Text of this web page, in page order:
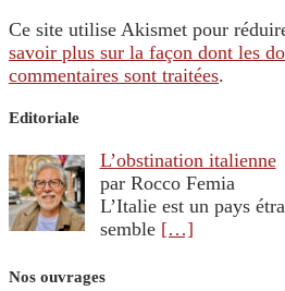
Ce site utilise Akismet pour
savoir plus sur la façon dont les
commentaires sont traitées.
Editoriale
L’obstination italienne
par Rocco Femia
L’Italie est un pays
semble […]
Nos ouvrages